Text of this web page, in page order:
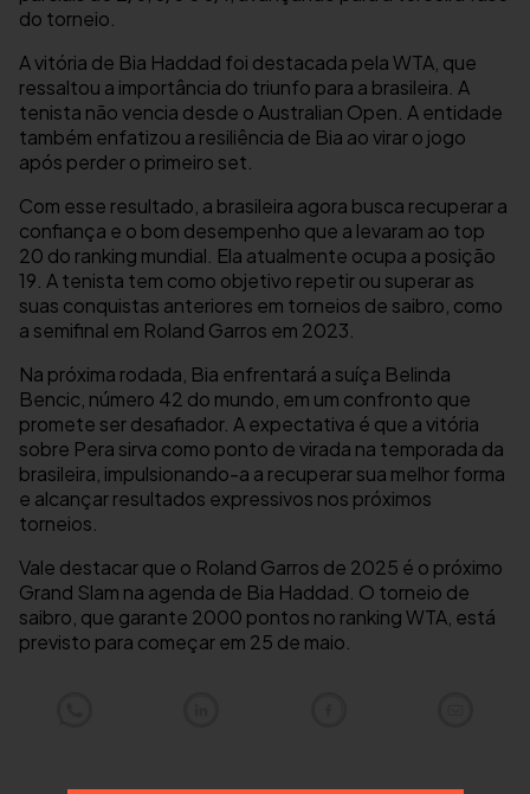
do torneio.
A vitória de Bia Haddad foi destacada pela WTA, que
ressaltou a importância do triunfo para a brasileira. A
tenista não vencia desde o Australian Open. A entidade
também enfatizou a resiliência de Bia ao virar o jogo
após perder o primeiro set.
Com esse resultado, a brasileira agora busca recuperar a
confiança e o bom desempenho que a levaram ao top
20 do ranking mundial. Ela atualmente ocupa a posição
19. A tenista tem como objetivo repetir ou superar as
suas conquistas anteriores em torneios de saibro, como
a semifinal em Roland Garros em 2023.
Na próxima rodada, Bia enfrentará a suíça Belinda
Bencic, número 42 do mundo, em um confronto que
promete ser desafiador. A expectativa é que a vitória
sobre Pera sirva como ponto de virada na temporada da
brasileira, impulsionando-a a recuperar sua melhor forma
e alcançar resultados expressivos nos próximos
torneios.
Vale destacar que o Roland Garros de 2025 é o próximo
Grand Slam na agenda de Bia Haddad. O torneio de
saibro, que garante 2000 pontos no ranking WTA, está
previsto para começar em 25 de maio.